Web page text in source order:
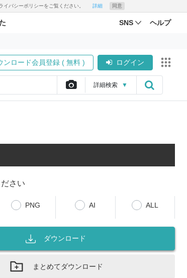
バシーポリシーをご覧ください。 詳細 同意
SNS ヘルプ
ンロード会員登録 ( 無料 ) ログイン
詳細検索 ▼
さい
PNG AI ALL
ダウンロード
まとめてダウンロード